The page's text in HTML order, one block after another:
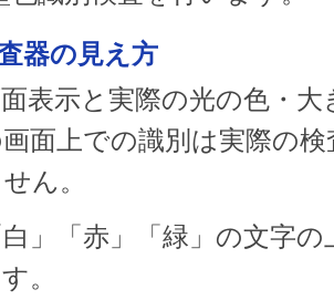
器の見え方
表示と実際の光の色・
面上での識別は実際の
ん。
」「赤」「緑」の文字
。